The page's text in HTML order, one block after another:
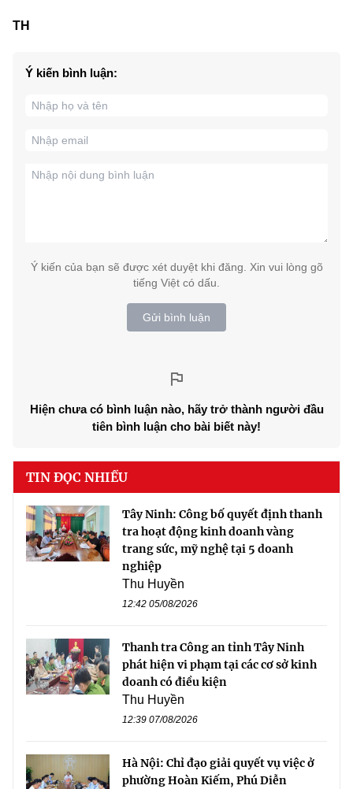
TH
Ý kiến bình luận:
Ý kiến của bạn sẽ được xét duyệt khi đăng. Xin vui lòng gõ
tiếng Việt có dấu.
Gửi bình luận
Hiện chưa có bình luận nào, hãy trở thành người đầu
tiên bình luận cho bài biết này!
TIN ĐỌC NHIỀU
Tây Ninh: Công bố quyết định thanh
tra hoạt động kinh doanh vàng
trang sức, mỹ nghệ tại 5 doanh
nghiệp
Thu Huyền
12:42 05/08/2026
Thanh tra Công an tỉnh Tây Ninh
phát hiện vi phạm tại các cơ sở kinh
doanh có điều kiện
Thu Huyền
12:39 07/08/2026
Hà Nội: Chỉ đạo giải quyết vụ việc ở
phường Hoàn Kiếm, Phú Diễn